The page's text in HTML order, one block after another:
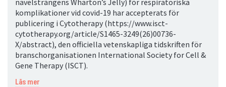
navelsträngens Wharton’s Jelly) för respiratoriska
komplikationer vid covid-19 har accepterats för
publicering i Cytotherapy (https://www.isct-
cytotherapy.org/article/S1465-3249(26)00736-
X/abstract), den officiella vetenskapliga tidskriften för
branschorganisationen International Society for Cell &
Gene Therapy (ISCT).
Läs mer